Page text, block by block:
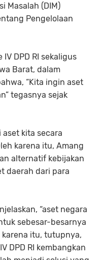
Masalah (DIM)
Pengelolaan
DPD RI sekaligus
Barat, dalam
“Kita ingin aset
tegasnya sejak
kita secara
karena itu, Amang
alternatif kebijakan
daerah dari para
“aset negara
sebesar-besarnya
karena itu, tutupnya,
DPD RI kembangkan